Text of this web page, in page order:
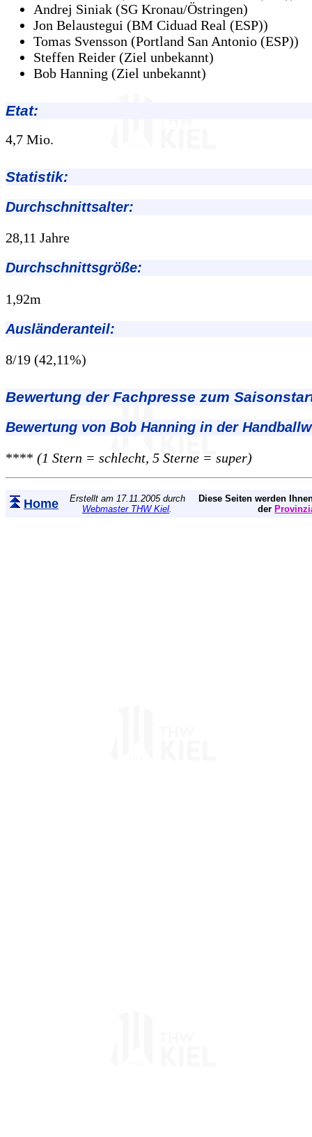
Andrej Siniak (SG Kronau/Östringen)
Jon Belaustegui (BM Ciduad Real (ESP))
Tomas Svensson (Portland San Antonio (ESP))
Steffen Reider (Ziel unbekannt)
Bob Hanning (Ziel unbekannt)
Etat:
4,7 Mio.
Statistik:
Durchschnittsalter:
28,11 Jahre
Durchschnittsgröße:
1,92m
Ausländeranteil:
8/19 (42,11%)
Bewertung der Fachpresse zum
Bewertung von Bob Hanning in der
**** (1 Stern = schlecht, 5 Sterne = super)
Home
Erstellt am 17.11.2005 durch
Webmaster THW Kiel.
Diese Seiten werden
der